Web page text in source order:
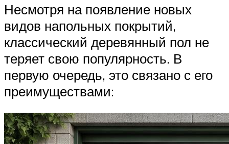
Несмотря на появление новых
видов напольных покрытий,
классический деревянный пол не
теряет свою популярность. В
первую очередь, это связано с его
преимуществами: